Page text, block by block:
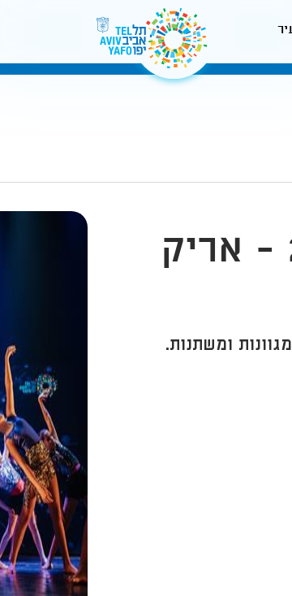
קורס מחול קיץ 2026 - אריק
ומשתנות.